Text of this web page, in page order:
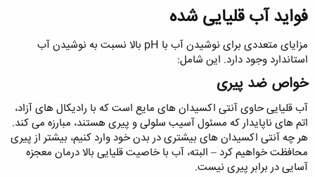
فواید آب قلیایی شده
مزایای متعددی برای نوشیدن آب با pH بالا نسبت به نوشیدن آب
استاندارد وجود دارد. این شامل:
خواص ضد پیری
آب قلیایی حاوی آنتی اکسیدان های مایع است که با رادیکال های آزاد،
اتم های ناپایدار که مسئول آسیب سلولی و پیری هستند، مبارزه می کند.
هر چه آنتی اکسیدان های بیشتری در بدن خود وارد کنیم، بیشتر از پیری
محافظت خواهیم کرد – البته، آب با خاصیت قلیایی بالا درمان معجزه
آسایی در برابر پیری نیست.